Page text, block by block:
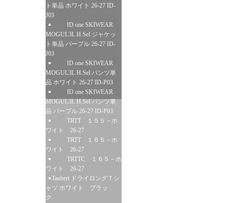
ト単品 ホワイト 26-27 ID-
J03
ID one SKIWEAR
MOGUL3L H.Sel ジャケッ
ト単品 パープル 26-27 ID-
J03
ID one SKIWEAR
MOGUL3L H.Sel パンツ単
品 ホワイト 26-27 ID-P03
ID one SKIWEAR
MOGUL3L H.Sel パンツ単
品 パープル 26-27 ID-P03
TRTT １５５－ホ
ワイト 26-27
TRTT １６５－ホ
ワイト 26-27
TRTTC １６５－ホ
ワイト 26-27
Taubert ドライロングＴシ
ャツ ホワイト ブラッ
ク